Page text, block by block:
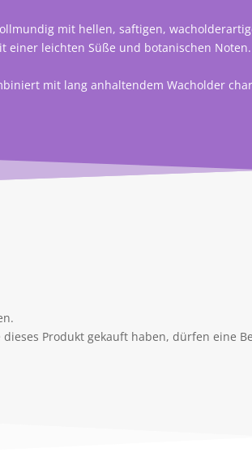
mit hellen, saftigen,
einer leichten Süße und botanischen
mit lang anhaltendem Wacholder
Produkt gekauft haben, dürfen eine